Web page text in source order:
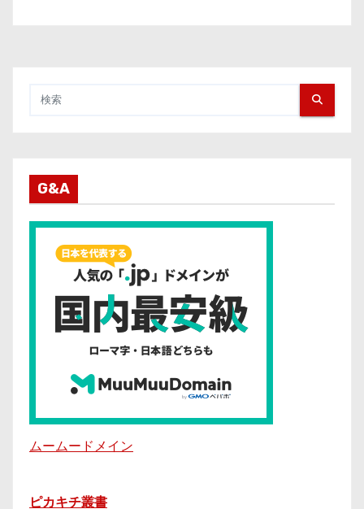
G&A
ムームードメイン
ピカキチ叢書